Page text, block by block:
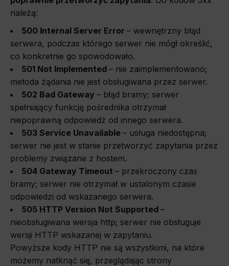
należą:
500 Internal Server Error – wewnętrzny błąd
serwera, podczas którego serwer nie mógł określić,
co konkretnie go spowodowało.
501 Not Implemented – nie zaimplementowano;
metoda żądania nie jest obsługiwana przez serwer.
502 Bad Gateway – błąd bramy; serwer
spełniający funkcję pośrednika otrzymał
niepoprawną odpowiedź od innego serwera.
503 Service Unavailable – usługa niedostępna;
serwer nie jest w stanie przetworzyć zapytania przez
problemy związane z hostem.
504 Gateway Timeout – przekroczony czas
bramy; serwer nie otrzymał w ustalonym czasie
odpowiedzi od wskazanego serwera.
505 HTTP Version Not Supported –
nieobsługiwana wersja http; serwer nie obsługuje
wersji HTTP wskazanej w zapytaniu.
Powyższe kody HTTP nie są wszystkimi, na które
możemy natknąć się, przeglądając strony